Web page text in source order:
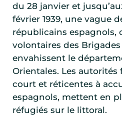
du 28 janvier et
février 1939, une vague
républicains espagnols,
volontaires des
envahissent le
Orientales. Les autorités
court et réticentes à
espagnols, mettent en
réfugiés sur le littoral.